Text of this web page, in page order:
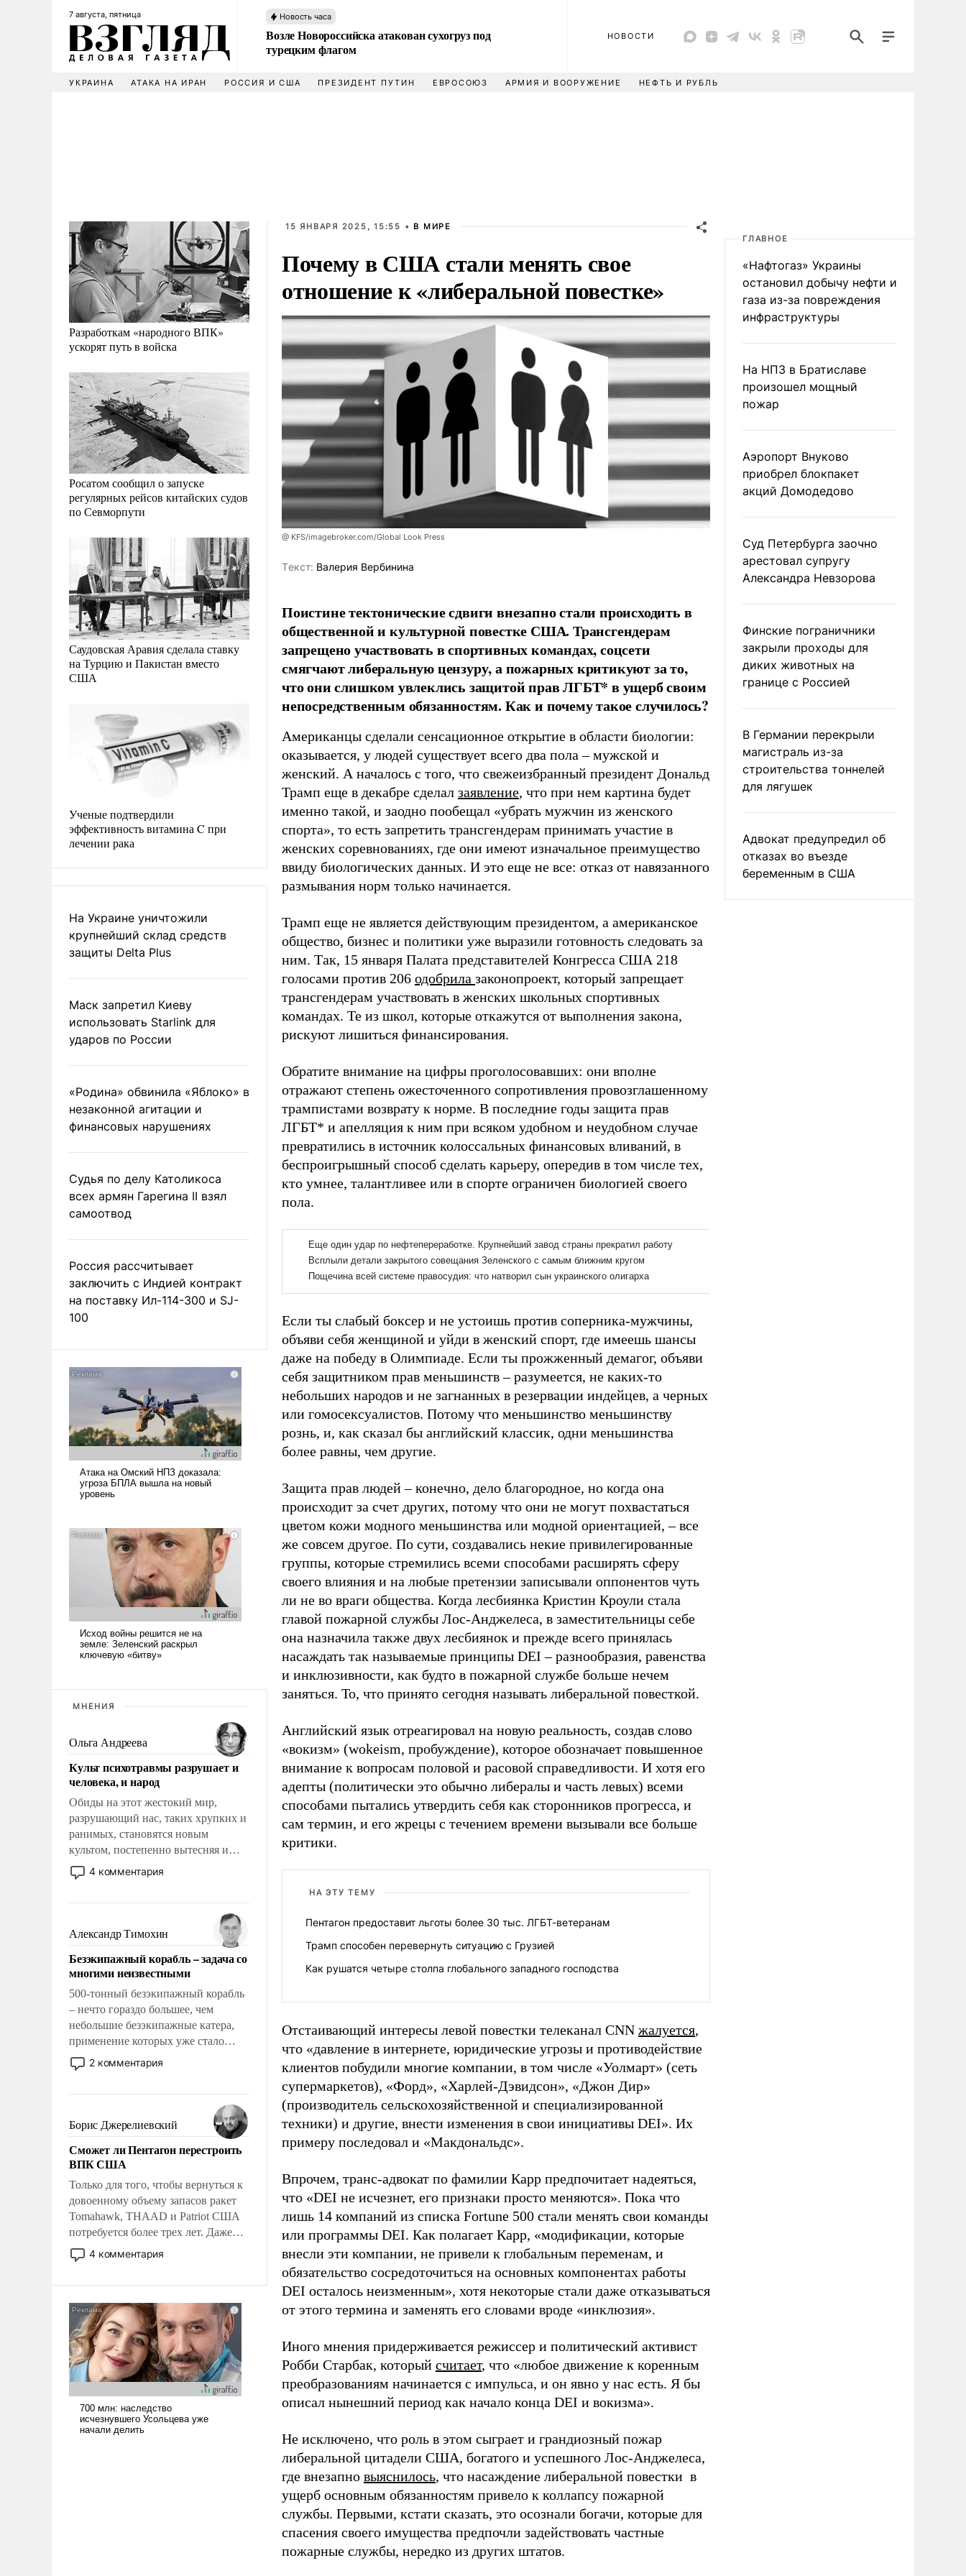
7 августа, пятница Новость часа
Возле Новороссийска атакован сухогруз под
турецким флагом
НОВОСТИ
УКРАИНА АТАКА НА ИРАН РОССИЯ И США ПРЕЗИДЕНТ ПУТИН ЕВРОСОЮЗ АРМИЯ И ВООРУЖЕНИЕ НЕФТЬ И РУБЛЬ
Разработкам «народного ВПК»
ускорят путь в войска
Росатом сообщил о запуске
регулярных рейсов китайских судов
по Севморпути
Саудовская Аравия сделала ставку
на Турцию и Пакистан вместо
США
Ученые подтвердили
эффективность витамина C при
лечении рака
На Украине уничтожили
крупнейший склад средств
защиты Delta Plus
Маск запретил Киеву
использовать Starlink для
ударов по России
«Родина» обвинила «Яблоко» в
незаконной агитации и
финансовых нарушениях
Судья по делу Католикоса
всех армян Гарегина II взял
самоотвод
Россия рассчитывает
заключить с Индией контракт
на поставку Ил-114-300 и SJ-
100
МНЕНИЯ
Ольга Андреева
Культ психотравмы разрушает и
человека, и народ
Обиды на этот жестокий мир,
разрушающий нас, таких хрупких и
ранимых, становятся новым
культом, постепенно вытесняя и
отменяя традиционное требование к
человеку – быть мужественным и
на себя ответственность, помогать
слабым, идти вперед и
адаптироваться.
4 комментария
Александр Тимохин
Безэкипажный корабль – задача со
многими неизвестными
500-тонный безэкипажный корабль
– нечто гораздо большее, чем
небольшие безэкипажные катера,
применение которых уже стало
обыденностью. Задача по созданию
такого корабля очень сложна и
реализация радикально поднимет
наши боевые возможности.
2 комментария
Борис Джерелиевский
Сможет ли Пентагон перестроить
ВПК США
Только для того, чтобы вернуться к
довоенному объему запасов ракет
Tomahawk, THAAD и Patriot США
потребуется более трех лет. Даже
небольшая война с Ираном
опустошила американские
уязвимости США, например, перед
Китаем.
4 комментария
15 ЯНВАРЯ 2025, 15:55 • В МИРЕ
Почему в США стали менять свое
отношение к «либеральной повестке»
@ KFS/imagebroker.com/Global Look Press
Tекст: Валерия Вербинина
Поистине тектонические сдвиги внезапно стали происходить в
общественной и культурной повестке США. Трансгендерам
запрещено участвовать в спортивных командах, соцсети
смягчают либеральную цензуру, а пожарных критикуют за то,
что они слишком увлеклись защитой прав ЛГБТ* в ущерб своим
непосредственным обязанностям. Как и почему такое случилось?
Американцы сделали сенсационное открытие в области биологии:
оказывается, у людей существует всего два пола – мужской и
женский. А началось с того, что свежеизбранный президент Дональд
Трамп еще в декабре сделал заявление, что при нем картина будет
именно такой, и заодно пообещал «убрать мужчин из женского
спорта», то есть запретить трансгендерам принимать участие в
женских соревнованиях, где они имеют изначальное преимущество
ввиду биологических данных. И это еще не все: отказ от навязанного
размывания норм только начинается.
Трамп еще не является действующим президентом, а американское
общество, бизнес и политики уже выразили готовность следовать за
ним. Так, 15 января Палата представителей Конгресса США 218
голосами против 206 одобрила законопроект, который запрещает
трансгендерам участвовать в женских школьных спортивных
командах. Те из школ, которые откажутся от выполнения закона,
рискуют лишиться финансирования.
Обратите внимание на цифры проголосовавших: они вполне
отражают степень ожесточенного сопротивления провозглашенному
трампистами возврату к норме. В последние годы защита прав
ЛГБТ* и апелляция к ним при всяком удобном и неудобном случае
превратились в источник колоссальных финансовых вливаний, в
беспроигрышный способ сделать карьеру, опередив в том числе тех,
кто умнее, талантливее или в спорте ограничен биологией своего
пола.
Если ты слабый боксер и не устоишь против соперника-мужчины,
объяви себя женщиной и уйди в женский спорт, где имеешь шансы
даже на победу в Олимпиаде. Если ты прожженный демагог, объяви
себя защитником прав меньшинств – разумеется, не каких-то
небольших народов и не загнанных в резервации индейцев, а черных
или гомосексуалистов. Потому что меньшинство меньшинству
рознь, и, как сказал бы английский классик, одни меньшинства
более равны, чем другие.
Защита прав людей – конечно, дело благородное, но когда она
происходит за счет других, потому что они не могут похвастаться
цветом кожи модного меньшинства или модной ориентацией, – все
же совсем другое. По сути, создавались некие привилегированные
группы, которые стремились всеми способами расширять сферу
своего влияния и на любые претензии записывали оппонентов чуть
ли не во враги общества. Когда лесбиянка Кристин Кроули стала
главой пожарной службы Лос-Анджелеса, в заместительницы себе
она назначила также двух лесбиянок и прежде всего принялась
насаждать так называемые принципы DEI – разнообразия, равенства
и инклюзивности, как будто в пожарной службе больше нечем
заняться. То, что принято сегодня называть либеральной повесткой.
Английский язык отреагировал на новую реальность, создав слово
«вокизм» (wokeism, пробуждение), которое обозначает повышенное
внимание к вопросам половой и расовой справедливости. И хотя его
адепты (политически это обычно либералы и часть левых) всеми
способами пытались утвердить себя как сторонников прогресса, и
сам термин, и его жрецы с течением времени вызывали все больше
критики.
НА ЭТУ ТЕМУ
Пентагон предоставит льготы более 30 тыс. ЛГБТ-ветеранам
Трамп способен перевернуть ситуацию с Грузией
Как рушатся четыре столпа глобального западного господства
Отстаивающий интересы левой повестки телеканал CNN жалуется,
что «давление в интернете, юридические угрозы и противодействие
клиентов побудили многие компании, в том числе «Уолмарт» (сеть
супермаркетов), «Форд», «Харлей-Дэвидсон», «Джон Дир»
(производитель сельскохозяйственной и специализированной
техники) и другие, внести изменения в свои инициативы DEI». Их
примеру последовал и «Макдональдс».
Впрочем, транс-адвокат по фамилии Карр предпочитает надеяться,
что «DEI не исчезнет, его признаки просто меняются». Пока что
лишь 14 компаний из списка Fortune 500 стали менять свои команды
или программы DEI. Как полагает Карр, «модификации, которые
внесли эти компании, не привели к глобальным переменам, и
обязательство сосредоточиться на основных компонентах работы
DEI осталось неизменным», хотя некоторые стали даже отказываться
от этого термина и заменять его словами вроде «инклюзия».
Иного мнения придерживается режиссер и политический активист
Робби Старбак, который считает, что «любое движение к коренным
преобразованиям начинается с импульса, и он явно у нас есть. Я бы
описал нынешний период как начало конца DEI и вокизма».
Не исключено, что роль в этом сыграет и грандиозный пожар
либеральной цитадели США, богатого и успешного Лос-Анджелеса,
где внезапно выяснилось, что насаждение либеральной повестки в
ущерб основным обязанностям привело к коллапсу пожарной
службы. Первыми, кстати сказать, это осознали богачи, которые для
спасения своего имущества предпочли задействовать частные
пожарные службы, нередко из других штатов.
ГЛАВНОЕ
«Нафтогаз» Украины
остановил добычу нефти и
газа из-за повреждения
инфраструктуры
На НПЗ в Братиславе
произошел мощный
пожар
Аэропорт Внуково
приобрел блокпакет
акций Домодедово
Суд Петербурга заочно
арестовал супругу
Александра Невзорова
Финские пограничники
закрыли проходы для
диких животных на
границе с Россией
В Германии перекрыли
магистраль из-за
строительства тоннелей
для лягушек
Адвокат предупредил об
отказах во въезде
беременным в США